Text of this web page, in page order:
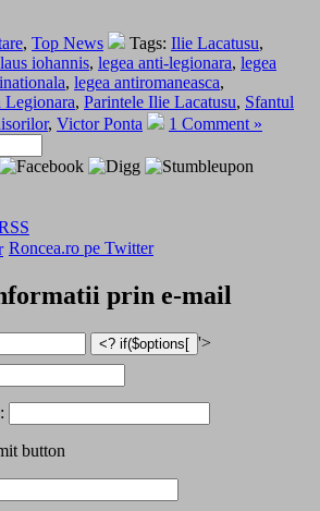
, Top News Tags: Ilie Lacatusu,
iohannis, legea anti-legionara, legea
, legea antiromaneasca,
Legionara, Parintele Ilie Lacatusu, Sfantul
, Victor Ponta 1 Comment »
Roncea.ro pe Twitter
prin e-mail
'>
button